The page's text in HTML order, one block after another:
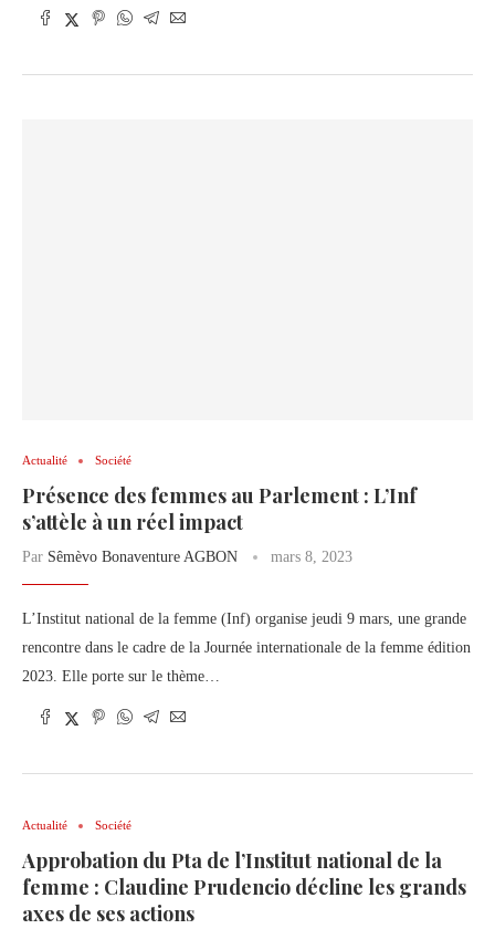
Actualité Société
Présence des femmes au Parlement : L’Inf
s’attèle à un réel impact
Par Sêmèvo Bonaventure AGBON mars 8, 2023
L’Institut national de la femme (Inf) organise jeudi 9 mars, une grande
rencontre dans le cadre de la Journée internationale de la femme édition
2023. Elle porte sur le thème…
Actualité Société
Approbation du Pta de l’Institut national de la
femme : Claudine Prudencio décline les grands
axes de ses actions